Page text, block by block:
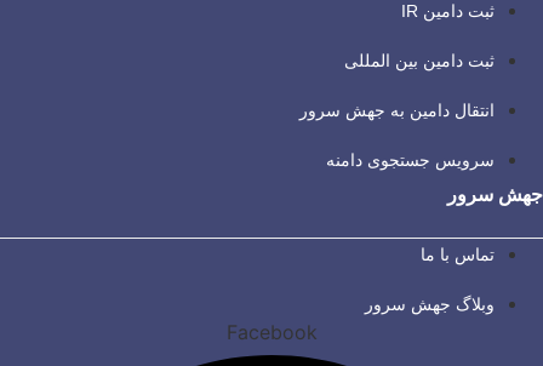
ثبت دامین IR
ثبت دامین بین المللی
انتقال دامین به جهش سرور
سرویس جستجوی دامنه
جهش سرور
تماس با ما
وبلاگ جهش سرور
Facebook